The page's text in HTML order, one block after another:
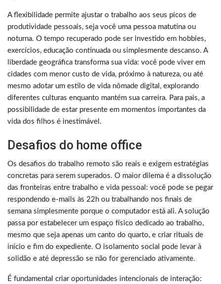
A flexibilidade permite ajustar o trabalho aos seus picos de
produtividade pessoais, seja você uma pessoa matutina ou
noturna. O tempo recuperado pode ser investido em hobbies,
exercícios, educação continuada ou simplesmente descanso. A
liberdade geográfica transforma sua vida: você pode viver em
cidades com menor custo de vida, próximo à natureza, ou até
mesmo adotar um estilo de vida nômade digital, explorando
diferentes culturas enquanto mantém sua carreira. Para pais, a
possibilidade de estar presente em momentos importantes da
vida dos filhos é inestimável.
Desafios do home office
Os desafios do trabalho remoto são reais e exigem estratégias
concretas para serem superados. O maior dilema é a dissolução
das fronteiras entre trabalho e vida pessoal: você pode se pegar
respondendo e-mails às 22h ou trabalhando nos finais de
semana simplesmente porque o computador está ali. A solução
passa por estabelecer um espaço físico dedicado ao trabalho,
mesmo que seja apenas um canto do quarto, e criar rituais de
início e fim do expediente. O isolamento social pode levar à
solidão e até depressão se não for gerenciado ativamente.
É fundamental criar oportunidades intencionais de interação: